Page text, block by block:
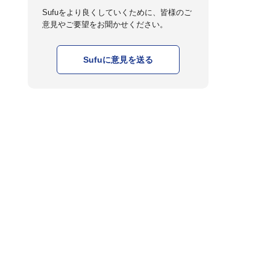
Sufuをより良くしていくために、皆様のご
意見やご要望をお聞かせください。
Sufuに意見を送る